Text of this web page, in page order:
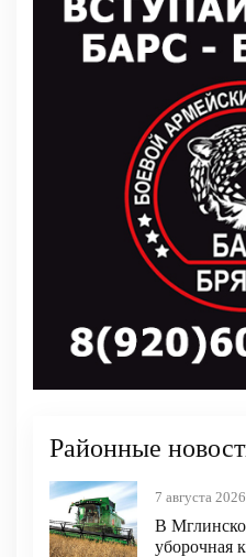
Районные
7 августа
В
уборочная